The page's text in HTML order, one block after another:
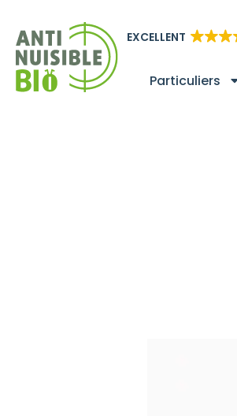
EXCELLENT
Particuliers